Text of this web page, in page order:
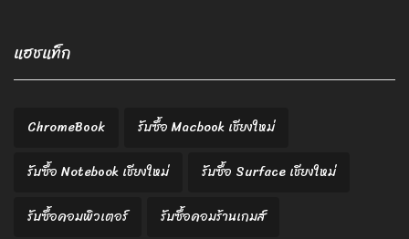
แฮชแท็ก
ChromeBook
รับซื้อ Macbook เชียงใหม่
รับซื้อ Notebook เชียงใหม่
รับซื้อ Surface เชียงใหม่
รับซื้อคอมพิวเตอร์
รับซื้อคอมร้านเกมส์